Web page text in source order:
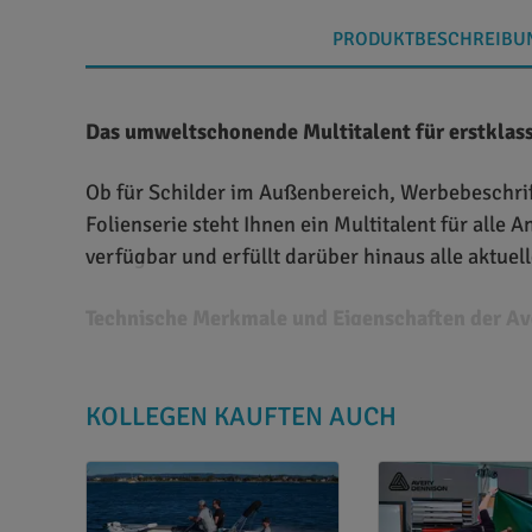
Das umweltschonende Multitalent für
Ob für Schilder im Außenbereich,
Folienserie steht Ihnen ein Multitalent für alle
verfügbar und erfüllt darüber hinaus alle
Technische Merkmale und Eigenschaften der
Schneideplottern optimiert und zeichnet sich
Emissionen aus. Unter anderem werden pro
Jahre lang rückstandsfrei ablösbare Klebstoff
KOLLEGEN KAUFTEN AUCH